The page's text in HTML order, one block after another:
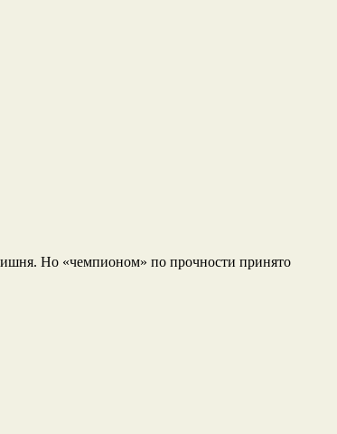
Но «чемпионом» по прочности принято